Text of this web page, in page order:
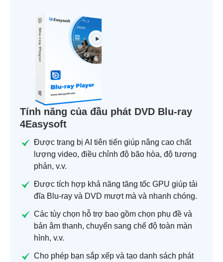
Tính năng của đầu phát DVD Blu-ray
4Easysoft
Được trang bị AI tiên tiến giúp nâng cao chất
lượng video, điều chỉnh độ bão hòa, độ tương
phản, v.v.
Được tích hợp khả năng tăng tốc GPU giúp tải
đĩa Blu-ray và DVD mượt mà và nhanh chóng.
Các tùy chọn hỗ trợ bao gồm chọn phụ đề và
bản âm thanh, chuyển sang chế độ toàn màn
hình, v.v.
Cho phép bạn sắp xếp và tạo danh sách phát